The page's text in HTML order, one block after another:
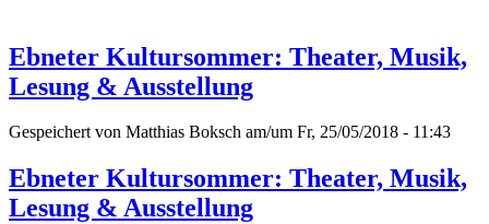
Ebneter Kultursommer: Theater, Musik,
Lesung & Ausstellung
Gespeichert von Matthias Boksch am/um Fr, 25/05/2018 - 11:43
Ebneter Kultursommer: Theater, Musik,
Lesung & Ausstellung